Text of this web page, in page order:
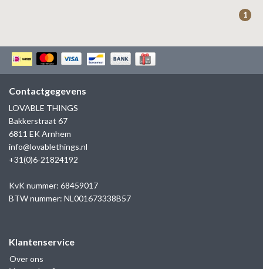
1
Contactgegevens
LOVABLE THINGS
Bakkerstraat 67
6811 EK Arnhem
info@lovablethings.nl
+31(0)6-21824192
KvK nummer: 68459017
BTW nummer: NL001673338B57
Klantenservice
Over ons